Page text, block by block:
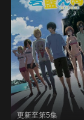
更新至第5集